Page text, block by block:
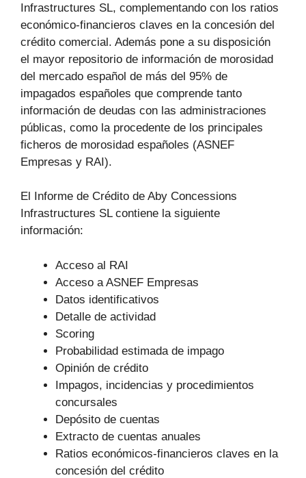
Infrastructures SL, complementando con los ratios
económico-financieros claves en la concesión del
crédito comercial. Además pone a su disposición
el mayor repositorio de información de morosidad
del mercado español de más del 95% de
impagados españoles que comprende tanto
información de deudas con las administraciones
públicas, como la procedente de los principales
ficheros de morosidad españoles (ASNEF
Empresas y RAI).
El Informe de Crédito de Aby Concessions
Infrastructures SL contiene la siguiente
información:
Acceso al RAI
Acceso a ASNEF Empresas
Datos identificativos
Detalle de actividad
Scoring
Probabilidad estimada de impago
Opinión de crédito
Impagos, incidencias y procedimientos
concursales
Depósito de cuentas
Extracto de cuentas anuales
Ratios económicos-financieros claves en la
concesión del crédito